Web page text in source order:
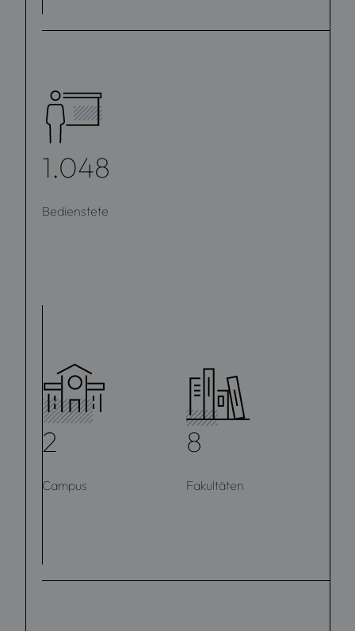
1.048
Bedienstete
2
Campus
8
Fakultäten